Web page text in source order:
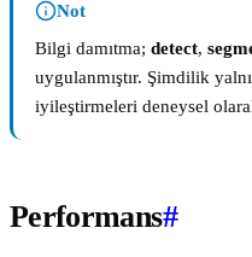
Not
Bilgi damıtma; detect,
uygulanmıştır. Şimdilik
iyileştirmeleri deneysel
Performans#